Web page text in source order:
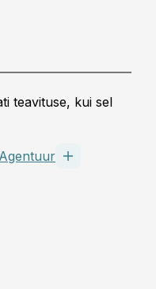
teavituse, kui sel